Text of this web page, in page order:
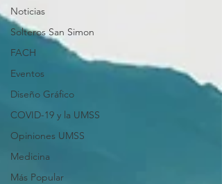
Noticias
Solteros San Simon
FACH
Eventos
Diseño Gráfico
COVID-19 y la UMSS
Opiniones UMSS
Medicina
Más Popular